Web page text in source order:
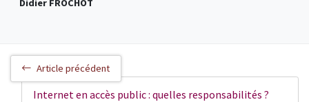
Didier FROCHOT
Article précédent
Internet en accès public : quelles responsabilités ?